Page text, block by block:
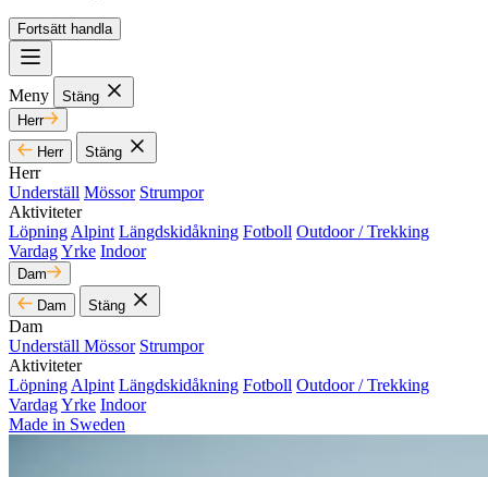
Fortsätt handla
Meny
Stäng
Herr
Herr
Stäng
Herr
Underställ Mössor Strumpor
Aktiviteter
Löpning Alpint Längdskidåkning Fotboll Outdoor / Trekking
VardagYrke Indoor
Dam
Dam
Stäng
Dam
Underställ Mössor Strumpor
Aktiviteter
Löpning Alpint Längdskidåkning Fotboll Outdoor / Trekking
VardagYrke Indoor
Made in Sweden